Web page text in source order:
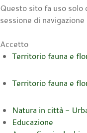
Questo sito fa uso solo
sessione di navigazione
Accetto
Territorio fauna e
Territorio fauna e
Natura in città -
Educazione